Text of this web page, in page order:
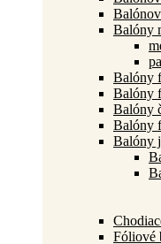
Balóny
Balóny
Balóny
Balóny
Balóny
Balóny
Fóliové